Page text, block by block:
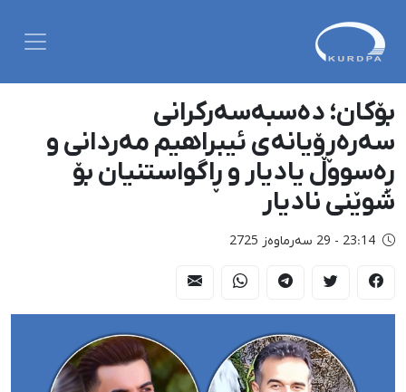
بۆکان؛ دەسبەسەرکرانی
سەرەڕۆیانەی ئیبراهیم مەردانی و
ڕەسووڵ یادیار و ڕاگواستنیان بۆ
شوێنی نادیار
23:14 - 29 سەرماوەز 2725